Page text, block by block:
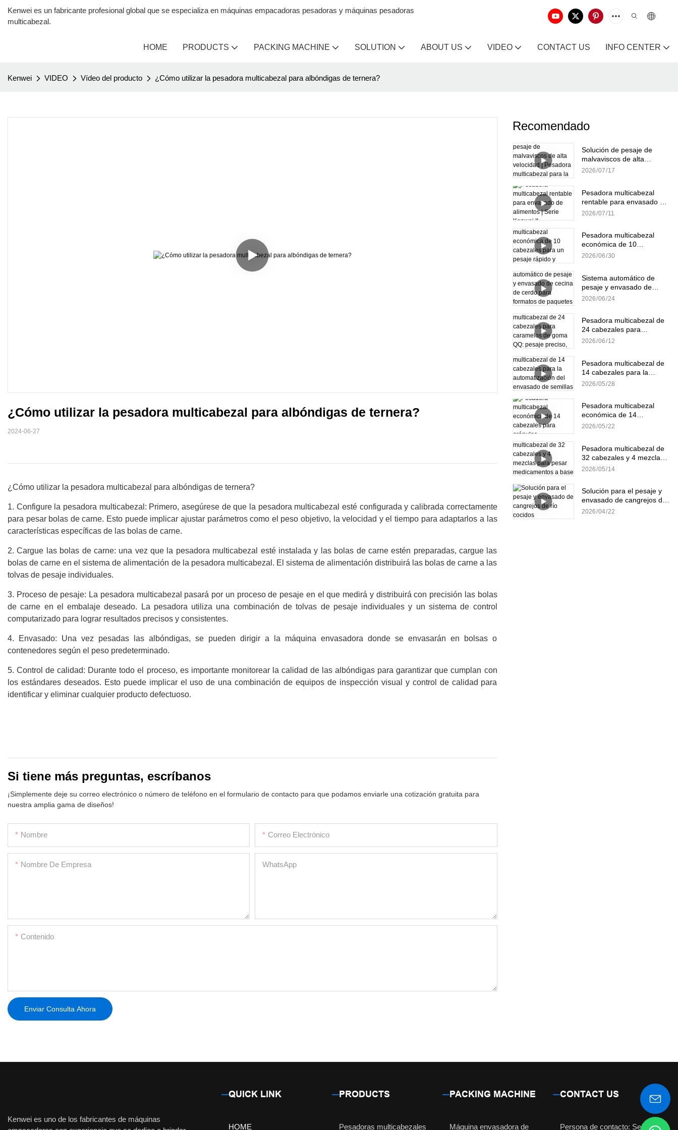
Kenwei es un fabricante profesional global que se especializa en máquinas empacadoras pesadoras y máquinas pesadoras
multicabezal.
HOME PRODUCTS PACKING MACHINE SOLUTION ABOUT US VIDEO CONTACT US INFO CENTER
Kenwei VIDEO Vídeo del producto ¿Cómo utilizar la pesadora multicabezal para albóndigas de ternera?
¿Cómo utilizar la pesadora multicabezal para albóndigas de ternera?
2024-06-27
¿Cómo utilizar la pesadora multicabezal para albóndigas de ternera?
1. Configure la pesadora multicabezal: Primero, asegúrese de que la pesadora multicabezal esté configurada y calibrada correctamente
para pesar bolas de carne. Esto puede implicar ajustar parámetros como el peso objetivo, la velocidad y el tiempo para adaptarlos a las
características específicas de las bolas de carne.
2. Cargue las bolas de carne: una vez que la pesadora multicabezal esté instalada y las bolas de carne estén preparadas, cargue las
bolas de carne en el sistema de alimentación de la pesadora multicabezal. El sistema de alimentación distribuirá las bolas de carne a las
tolvas de pesaje individuales.
3. Proceso de pesaje: La pesadora multicabezal pasará por un proceso de pesaje en el que medirá y distribuirá con precisión las bolas
de carne en el embalaje deseado. La pesadora utiliza una combinación de tolvas de pesaje individuales y un sistema de control
computarizado para lograr resultados precisos y consistentes.
4. Envasado: Una vez pesadas las albóndigas, se pueden dirigir a la máquina envasadora donde se envasarán en bolsas o
contenedores según el peso predeterminado.
5. Control de calidad: Durante todo el proceso, es importante monitorear la calidad de las albóndigas para garantizar que cumplan con
los estándares deseados. Esto puede implicar el uso de una combinación de equipos de inspección visual y control de calidad para
identificar y eliminar cualquier producto defectuoso.
Si tiene más preguntas, escríbanos
¡Simplemente deje su correo electrónico o número de teléfono en el formulario de contacto para que podamos enviarle una cotización gratuita para
nuestra amplia gama de diseños!
Nombre Correo Electrónico
Nombre De Empresa WhatsApp
Contenido
Enviar Consulta Ahora
Recomendado
Solución de pesaje de
malvaviscos de alta
velocidad | Pesadora
2026 07 17
Pesadora multicabezal
rentable para envasado de
alimentos | Serie Kenwei II
2026 07 11
Pesadora multicabezal
económica de 10
cabezales para un pesaje
2026 06 30
Sistema automático de
pesaje y envasado de
cecina de cerdo para
2026 06 24
Pesadora multicabezal de
24 cabezales para
caramelos de goma QQ:
2026 06 12
Pesadora multicabezal de
14 cabezales para la
automatización del
2026 05 28
Pesadora multicabezal
económica de 14
cabezales para gránulos
2026 05 22
Pesadora multicabezal de
32 cabezales y 4 mezclas
para pesar medicamentos
2026 05 14
Solución para el pesaje y
envasado de cangrejos de
río cocidos
2026 04 22
Kenwei es uno de los fabricantes de máquinas
QUICK LINK
HOME
PRODUCTS
Pesadoras multicabezales
PACKING MACHINE
Máquina envasadora de
CONTACT US
Persona de contacto: Señorita